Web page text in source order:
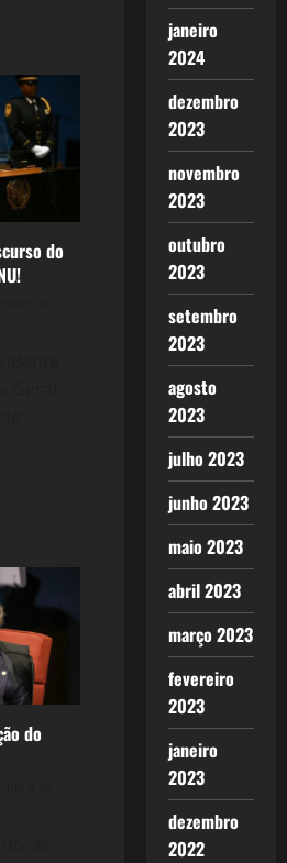
do
do
janeiro
2024
dezembro
2023
novembro
2023
outubro
2023
setembro
2023
agosto
2023
julho 2023
junho 2023
maio 2023
abril 2023
março 2023
fevereiro
2023
janeiro
2023
dezembro
2022